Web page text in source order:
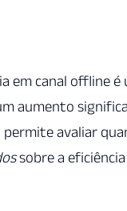
em canal offline
aumento
permite avaliar
sobre a